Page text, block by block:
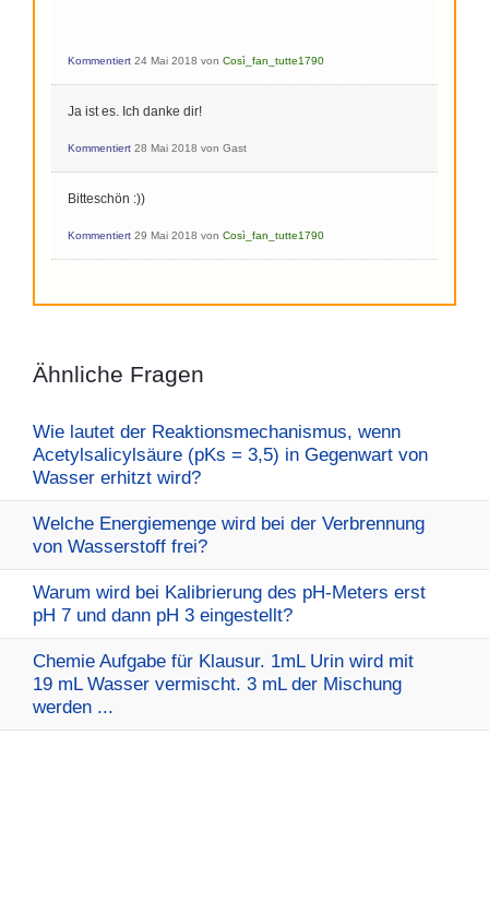
Kommentiert 24 Mai 2018 von Così_fan_tutte1790
Ja ist es. Ich danke dir!
Kommentiert 28 Mai 2018 von Gast
Bitteschön :))
Kommentiert 29 Mai 2018 von Così_fan_tutte1790
Ähnliche Fragen
Wie lautet der Reaktionsmechanismus, wenn
Acetylsalicylsäure (pKs = 3,5) in Gegenwart von
Wasser erhitzt wird?
Welche Energiemenge wird bei der Verbrennung
von Wasserstoff frei?
Warum wird bei Kalibrierung des pH-Meters erst
pH 7 und dann pH 3 eingestellt?
Chemie Aufgabe für Klausur. 1mL Urin wird mit
19 mL Wasser vermischt. 3 mL der Mischung
werden ...